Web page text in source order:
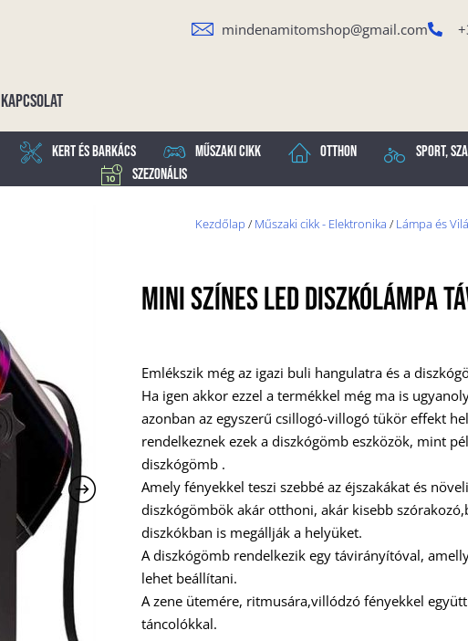
mindenamitomshop@gmail.com
Kapcsolat
Kert és Barkács Műszaki cikk Otthon Sport,
Szezonális
Kezdőlap / Műszaki cikk - Elektronika / Lámpa és
MINI SZÍNES LED DISZKÓLÁMPA
Emlékszik még az igazi buli hangulatra és a
Ha igen akkor ezzel a termékkel még ma is
azonban az egyszerű csillogó-villogó tükör effekt
rendelkeznek ezek a diszkógömb eszközök, mint
diszkógömb .
Amely fényekkel teszi szebbé az éjszakákat és
diszkógömbök akár otthoni, akár kisebb
diszkókban is megállják a helyüket.
A diszkógömb rendelkezik egy távirányítóval,
lehet beállítani.
A zene ütemére, ritmusára,villódzó fényekkel
táncolókkal.